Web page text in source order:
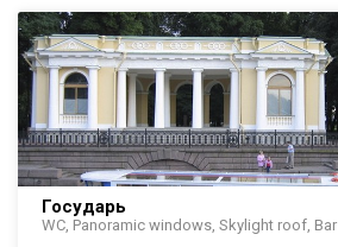
Государь
WC, Panoramic windows, Skylight roof, Bar